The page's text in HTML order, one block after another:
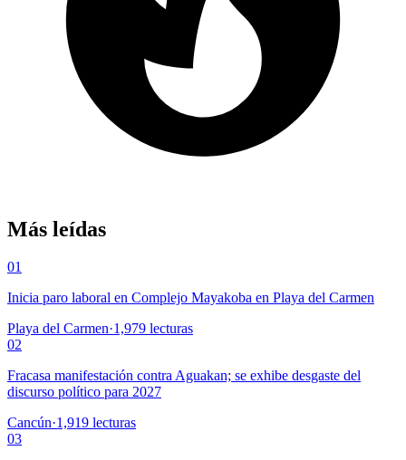
Más leídas
01
Inicia paro laboral en Complejo Mayakoba en Playa del Carmen
Playa del Carmen·1,979 lecturas
02
Fracasa manifestación contra Aguakan; se exhibe desgaste del
discurso político para 2027
Cancún·1,919 lecturas
03